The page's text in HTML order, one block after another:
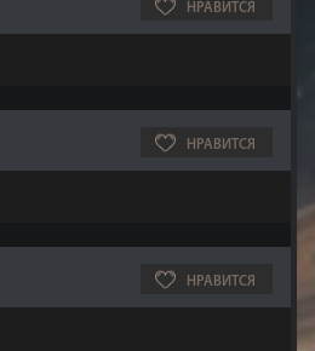
НРАВИТСЯ
НРАВИТСЯ
НРАВИТСЯ